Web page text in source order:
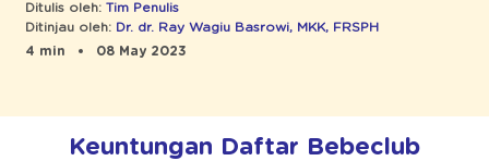
Ditulis oleh: Tim Penulis
Ditinjau oleh: Dr. dr. Ray Wagiu Basrowi, MKK, FRSPH
4 min
08 May 2023
Keuntungan Daftar Bebeclub